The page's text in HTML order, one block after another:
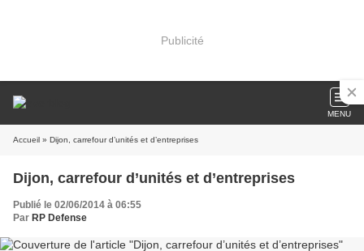
Publicité
MENU
Accueil » Dijon, carrefour d’unités et d’entreprises
Dijon, carrefour d’unités et d’entreprises
Publié le 02/06/2014 à 06:55
Par RP Defense